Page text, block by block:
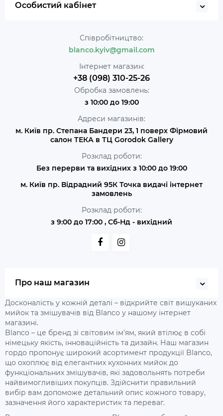
Особистий кабінет
Співробітництво:
blanco.kyiv@gmail.com
Інтернет магазин:
+38 (098) 310-25-26
Обробка замовлень:
з 10:00 до 19:00
Адреси магазинів:
м. Київ пр. Степана Бандери 23, 1 поверх Фірмовий
салон ТЕКА в ТЦ Gorodok Gallery
Розклад роботи:
Без перерви та вихідних з 10:00 до 19:00
м. Київ пр. Відрадний 95К Точка видачі інтернет
замовлень
Розклад роботи:
з 9:00 до 17:00 , Сб-Нд - вихідний
Про наш магазин
Досконалість у кожній деталі – відкрийте світ вишуканих
мийок та змішувачів від Blanco у нашому інтернет
магазині.
Blanco – це бренд зі світовим ім'ям, який втілює в собі
німецьку якість, інноваційність та дизайн. Наш магазин
гордо пропонує широкий асортимент продукції Blanco,
що охоплює від елегантних кухонних мийок до
функціональних змішувачів, які задовольнять потреби
найвимогливіших покупців. Здійснити правильний
вибір вам допоможе детальний опис кожного товару,
зазначення його характеристик та переваг.